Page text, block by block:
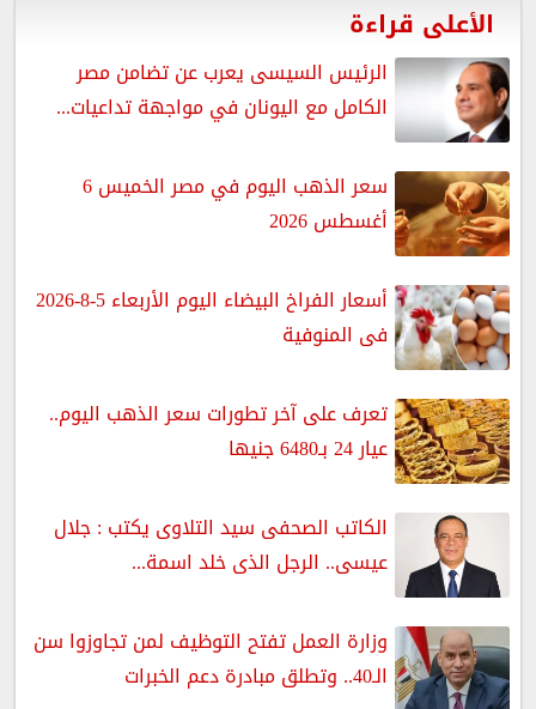
الأعلى قراءة
الرئيس السيسى يعرب عن تضامن مصر
الكامل مع اليونان في مواجهة تداعيات...
سعر الذهب اليوم في مصر الخميس 6
أغسطس 2026
أسعار الفراخ البيضاء اليوم الأربعاء 5-8-2026
فى المنوفية
تعرف على آخر تطورات سعر الذهب اليوم..
عيار 24 بـ6480 جنيها
الكاتب الصحفى سيد التلاوى يكتب : جلال
عيسى.. الرجل الذى خلد اسمة...
وزارة العمل تفتح التوظيف لمن تجاوزوا سن
الـ40.. وتطلق مبادرة دعم الخبرات